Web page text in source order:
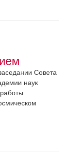
Совета
наук